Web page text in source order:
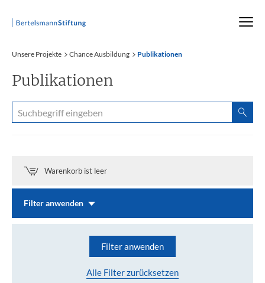
Startseite
Unsere Projekte Chance Ausbildung Publikationen
Publikationen
Warenkorb ist leer
Filter anwenden
Filter anwenden
Alle Filter zurücksetzen